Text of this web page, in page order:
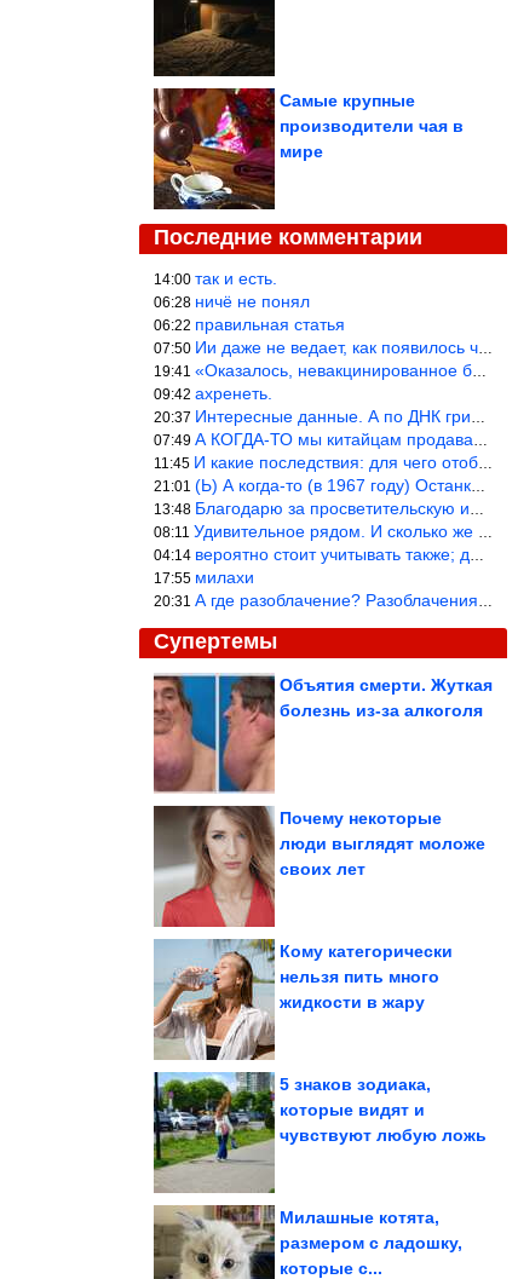
Самые крупные
производители чая в
мире
Последние комментарии
14:00 так и есть.
06:28 ничё не понял
06:22 правильная статья
07:50 Ии даже не ведает, как появилось человечество и для чего оно сущ
19:41 «Оказалось, невакцинированное большинство умирает существенно ча
09:42 ахренеть.
20:37 Интересные данные. А по ДНК грибов, бактерий имеются сведения из
07:49 А КОГДА-ТО мы китайцам продавали фуфайки.
11:45 И какие последствия: для чего отобрали? или просто похвастались.
21:01 (Ь) А когда-то (в 1967 году) Останкинская телебашня была самым в
13:48 Благодарю за просветительскую информацию.
08:11 Удивительное рядом. И сколько же ещё открытий готовит Просвещень
04:14 вероятно стоит учитывать также; длительность сна сгущает кровото
17:55 милахи
20:31 А где разоблачение? Разоблачения нет — значит придётся принять к
Супертемы
Пашинян подал в
Объятия смерти. Жуткая
болезнь из-за алкоголя
Почему некоторые
люди выглядят моложе
своих лет
Кому категорически
нельзя пить много
жидкости в жару
Идеальные образы для
5 знаков зодиака,
которые видят и
чувствуют любую ложь
участием кошек и собак
Милашные котята,
размером с ладошку,
которые с...